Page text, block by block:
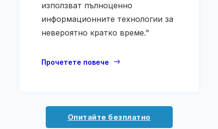
използват пълноценно
информационните технологии за
невероятно кратко време."
Прочетете повече
Опитайте безплатно